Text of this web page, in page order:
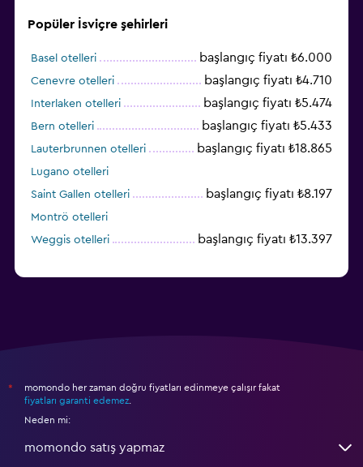
Popüler İsviçre şehirleri
Basel otelleri başlangıç fiyatı ₺6.000
Cenevre otelleri başlangıç fiyatı ₺4.710
Interlaken otelleri başlangıç fiyatı ₺5.474
Bern otelleri başlangıç fiyatı ₺5.433
Lauterbrunnen otelleri başlangıç fiyatı ₺18.865
Lugano otelleri
Saint Gallen otelleri
başlangıç fiyatı ₺8.197
Montrö otelleri
Weggis otelleri
başlangıç fiyatı ₺13.397
*
momondo her zaman doğru fiyatları edinmeye çalışır fakat
fiyatları garanti edemez
Neden mi:
momondo satış yapmaz